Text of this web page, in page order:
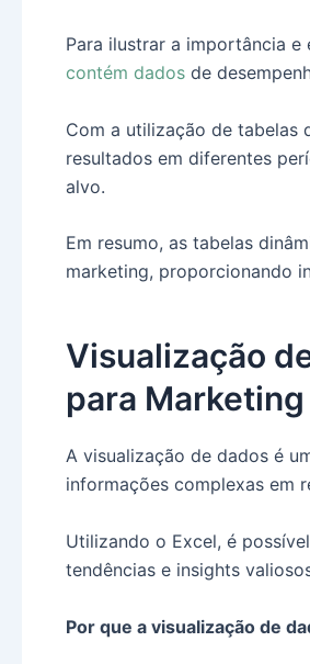
Para ilustrar a importância e
contém dados de
Com a utilização de tabelas
resultados em diferentes
alvo.
Em resumo, as tabelas
marketing, proporcionando
Visualização
para Marketing
A visualização de dados é
informações complexas em
Utilizando o Excel, é possível
tendências e insights
Por que a visualização de